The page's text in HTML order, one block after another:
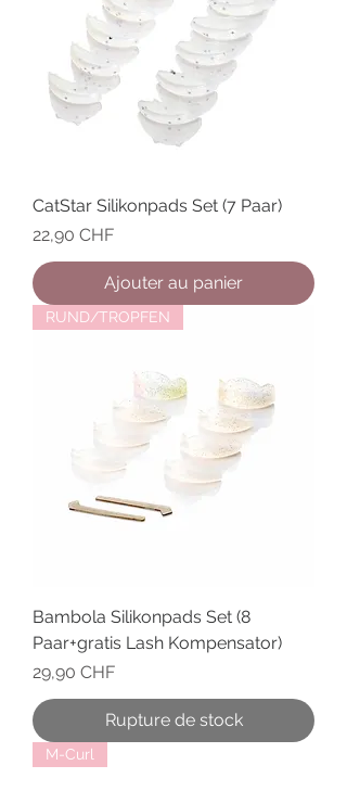
CatStar Silikonpads Set (7 Paar)
Prix
22,90 CHF
Ajouter au panier
RUND/TROPFEN
Bambola Silikonpads Set (8
Paar+gratis Lash Kompensator)
Prix
29,90 CHF
Rupture de stock
M-Curl